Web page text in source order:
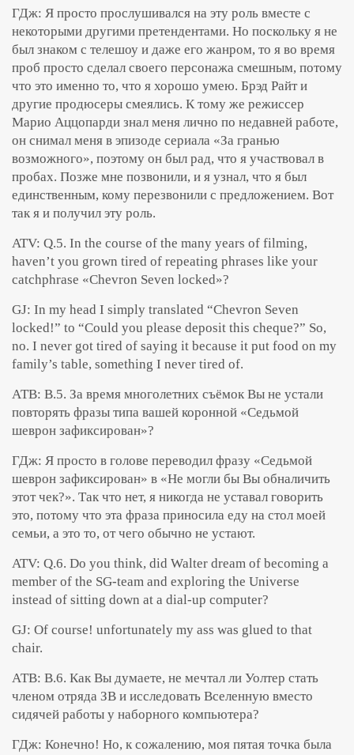
ГДж: Я просто прослушивался на эту роль вместе с
некоторыми другими претендентами. Но поскольку я не
был знаком с телешоу и даже его жанром, то я во время
проб просто сделал своего персонажа смешным, потому
что это именно то, что я хорошо умею. Брэд Райт и
другие продюсеры смеялись. К тому же режиссер
Марио Аццопарди знал меня лично по недавней работе,
он снимал меня в эпизоде сериала «За гранью
возможного», поэтому он был рад, что я участвовал в
пробах. Позже мне позвонили, и я узнал, что я был
единственным, кому перезвонили с предложением. Вот
так я и получил эту роль.
ATV: Q.5. In the course of the many years of filming,
haven’t you grown tired of repeating phrases like your
catchphrase «Chevron Seven locked»?
GJ: In my head I simply translated “Chevron Seven
locked!” to “Could you please deposit this cheque?” So,
no. I never got tired of saying it because it put food on my
family’s table, something I never tired of.
АТВ: В.5. За время многолетних съёмок Вы не устали
повторять фразы типа вашей коронной «Седьмой
шеврон зафиксирован»?
ГДж: Я просто в голове переводил фразу «Седьмой
шеврон зафиксирован» в «Не могли бы Вы обналичить
этот чек?». Так что нет, я никогда не уставал говорить
это, потому что эта фраза приносила еду на стол моей
семьи, а это то, от чего обычно не устают.
ATV: Q.6. Do you think, did Walter dream of becoming a
member of the SG-team and exploring the Universe
instead of sitting down at a dial-up computer?
GJ: Of course! unfortunately my ass was glued to that
chair.
АТВ: В.6. Как Вы думаете, не мечтал ли Уолтер стать
членом отряда ЗВ и исследовать Вселенную вместо
сидячей работы у наборного компьютера?
ГДж: Конечно! Но, к сожалению, моя пятая точка была